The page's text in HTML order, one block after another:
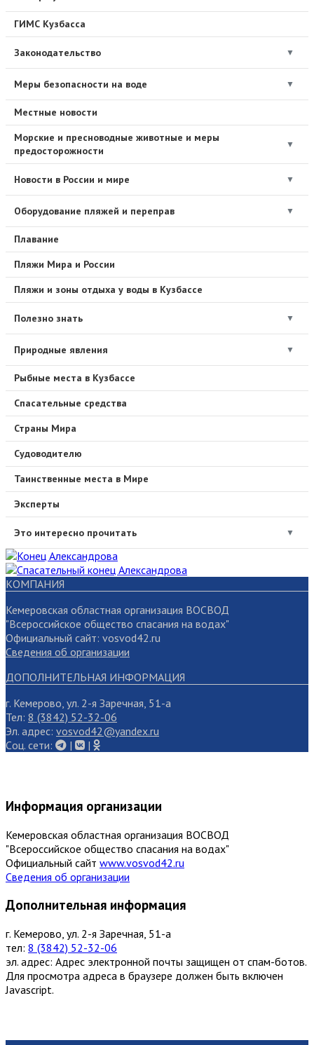
ГИМС Кузбасса
Законодательство ▼
Меры безопасности на воде ▼
Местные новости
Морские и пресноводные животные и меры
предосторожности
▼
Новости в России и мире ▼
Оборудование пляжей и переправ ▼
Плавание
Пляжи Мира и России
Пляжи и зоны отдыха у воды в Кузбассе
Полезно знать ▼
Природные явления ▼
Рыбные места в Кузбассе
Спасательные средства
Страны Мира
Судоводителю
Таинственные места в Мире
Эксперты
Это интересно прочитать ▼
КОМПАНИЯ
Кемеровская областная организация ВОСВОД
"Всероссийское общество спасания на водах"
Официальный сайт: vosvod42.ru
Сведения об организации
ДОПОЛНИТЕЛЬНАЯ ИНФОРМАЦИЯ
г. Кемерово, ул. 2-я Заречная, 51-а
Тел: 8 (3842) 52-32-06
Эл. адрес: vosvod42@yandex.ru
Cоц. сети:
| |
Информация организации
Кемеровская областная организация ВОСВОД
"Всероссийское общество спасания на водах"
Официальный сайт www.vosvod42.ru
Сведения об организации
Дополнительная информация
г. Кемерово, ул. 2-я Заречная, 51-а
тел: 8 (3842) 52-32-06
эл. адрес: Адрес электронной почты защищен от спам-ботов.
Для просмотра адреса в браузере должен быть включен
Javascript.